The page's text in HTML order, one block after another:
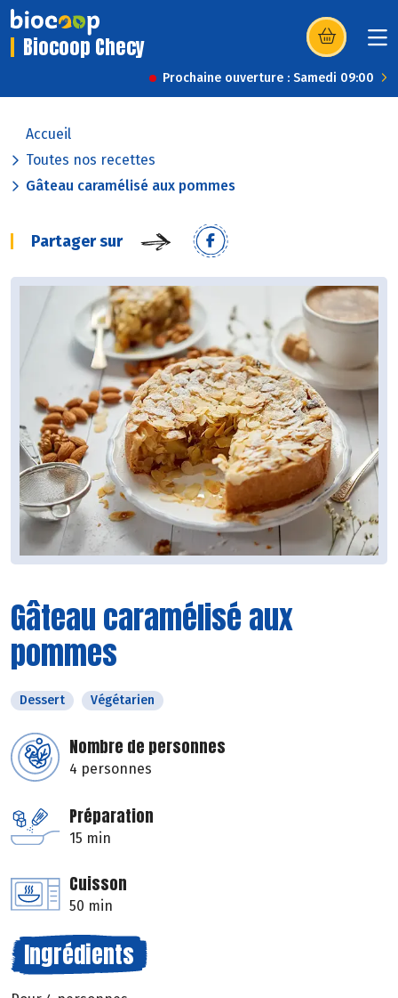
Biocoop Checy (s’ouvre dans
Prochaine ouverture : Samedi 09:00
Accueil
Toutes nos recettes
Gâteau caramélisé aux pommes
Partager sur
Gâteau caramélisé aux
pommes
Dessert Végétarien
Nombre de personnes
4 personnes
Préparation
15 min
Cuisson
50 min
Ingrédients